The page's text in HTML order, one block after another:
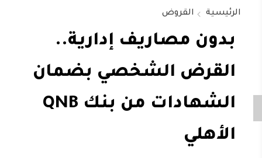
الرئيسية القروض
بدون مصاريف إدارية..
القرض الشخصي بضمان
الشهادات من بنك QNB
الأهلي